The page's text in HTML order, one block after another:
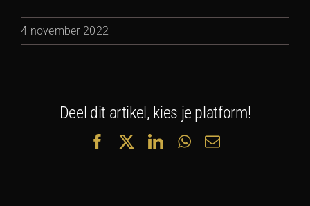
4 november 2022
Deel dit artikel, kies je platform!
FacebookLinkedInWhatsApp
E-